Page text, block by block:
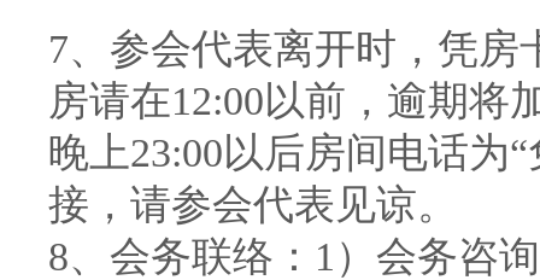
7、参会代表离开时，凭
房请在12:00以前，逾期将
晚上23:00以后房间电话为
接，请参会代表见谅。
8、会务联络：1）会务咨